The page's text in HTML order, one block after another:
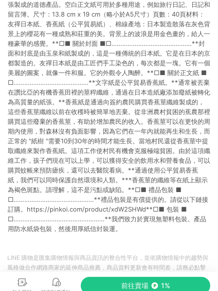
張製成的道德產品。空白正文紙可用於多種用途，例如旅行日記、日記和
留言簿。尺寸：13.8 cm x 19 cm（略小於A5尺寸）頁數：40頁材料：
友禪日本紙、香蕉紙（公平貿易紙）、棉線產地：日本製造散落在灰色背
景上的櫻花有一種成熟和莊重的美。背景上的波浪是用金色畫的，給人一
種豪華的感覺。**□■ 關於封面 ■□………………………………………**封
面和封底是由玉泉和紙製成的，這是一種傳統的日本紙。它是在日本的京
都製造的。友禪日本紙是由工匠們手工染色的，每次都是一塊。它有一個
美麗的圖案，就像一件和服。它的外觀令人陶醉。**□■ 關於正文紙 ■
□……………………………………**文字紙是公平貿易香蕉紙。**通常被丟棄
在讚比亞的有機香蕉田裡的莖稈纖維，通過在日本造紙廠添加廢紙被轉化
為高質量的紙張。**香蕉紙是通過向簽約農民購買香蕉莖纖維製成的，
這些香蕉莖纖維以前在收穫時被簡單地丟棄。從非洲農村貧困的蕉農那裡
購買這些廢棄的香蕉莖，有助於增加農民的收入。香蕉莖可以在更快的周
期內使用，對森林沒有負面影響，因為它們在一年內就能再生和生長，而
正常的 "紙樹 "需要10到30年的時間才能生長。當地村民還從香蕉莖中提
取纖維來製作香蕉紙。這項工作使村民有機會克服極端貧困。由於這項纖
維工作，孩子們現在可以上學，可以獲得安全的飲用水和營養食品，可以
購買蚊帳來預防瘧疾，還可以去醫院看病。**通過使用公平貿易香蕉
紙，我們可以同時保護自然環境和人類。***香蕉莖的纖維等在紙上顯示
為褐色斑點。請理解，這不是污點或缺陷。**□■ 禮品包裝 ■
□………………………………………**禮品包裝是有償提供的。請從以下鏈接
訂購。https://pinkoi.com/product/xdW2SHWd**□■ 包裝 ■
□……………………………………………**我們致力於實現無塑料包裝。產品
用防水紙袋包裝，然後用厚紙信封裝運。
前往賣場 1%
LINE 購物是匯集購物情報與商品資訊的整合性平台，並依購物情報中的趨勢與
風格做合作網路商家的延伸商品推薦，商品資料更新會有時間差，請務必點擊
商品至各合作網路商家，確認現售價與購物條件，一切資訊以合作廠商網頁為
準。